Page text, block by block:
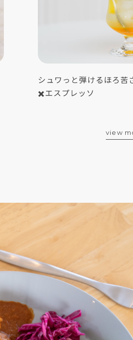
シュワっと弾けるほろ苦
✖️エスプレッソ
view